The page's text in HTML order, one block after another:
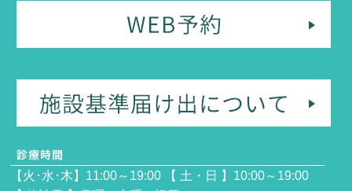
【火･水･木】11:00～19:00 【 土・日 】10:00～19:00